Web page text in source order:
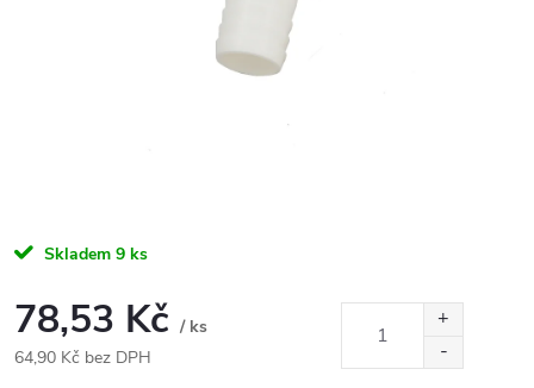
Skladem 9 ks
78,53 Kč / ks
64,90 Kč bez DPH